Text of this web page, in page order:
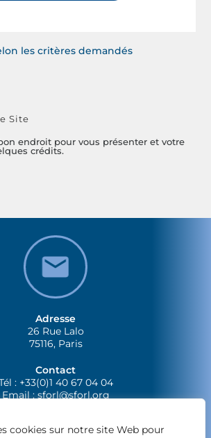
cookies sur notre site Web pour
les critères demandés
Site
endroit pour vous présenter et votre
crédits.
Adresse
26 Rue Lalo
75116, Paris
Contact
: +33(0)1 40 67 04 04
Email :sforl@sforl.org